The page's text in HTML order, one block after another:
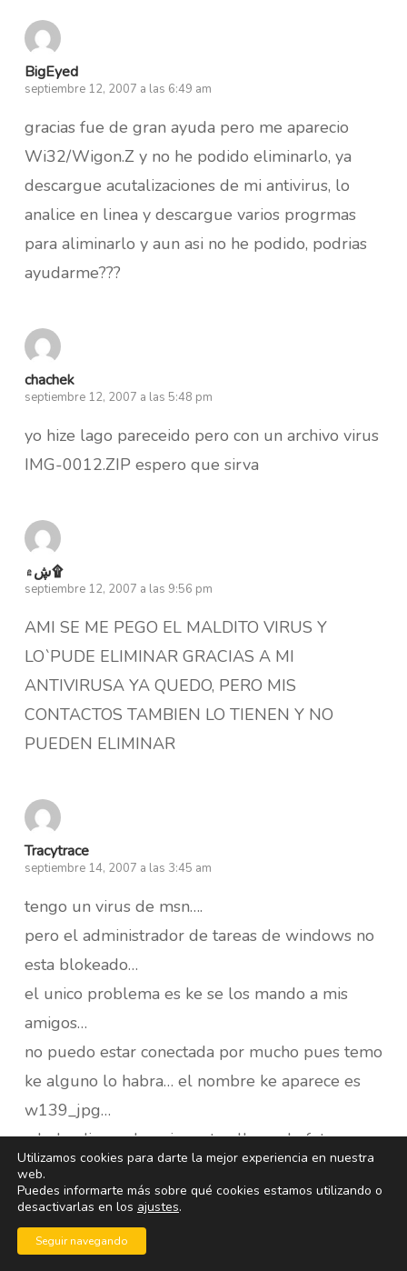
BigEyed
septiembre 12, 2007 a las 6:49 am
gracias fue de gran ayuda pero me aparecio
Wi32/Wigon.Z y no he podido eliminarlo, ya
descargue acutalizaciones de mi antivirus, lo
analice en linea y descargue varios progrmas
para aliminarlo y aun asi no he podido, podrias
ayudarme???
chachek
septiembre 12, 2007 a las 5:48 pm
yo hize lago pareceido pero con un archivo virus
IMG-0012.ZIP espero que sirva
ڜ۾۩
septiembre 12, 2007 a las 9:56 pm
AMI SE ME PEGO EL MALDITO VIRUS Y
LO`PUDE ELIMINAR GRACIAS A MI
ANTIVIRUSA YA QUEDO, PERO MIS
CONTACTOS TAMBIEN LO TIENEN Y NO
PUEDEN ELIMINAR
Tracytrace
septiembre 14, 2007 a las 3:45 am
tengo un virus de msn….
pero el administrador de tareas de windows no
esta blokeado…
el unico problema es ke se los mando a mis
amigos…
no puedo estar conectada por mucho pues temo
ke alguno lo habra… el nombre ke aparece es
w139_jpg…
y lo ke dice es ke mire este album de fotos…
manda una karita :P y tambien dice ke mi
hermana (la cual no tengo) kiere ke lo vea…
es una carpeta comprimida (Zip)
Utilizamos cookies para darte la mejor experiencia en nuestra
web.
Puedes informarte más sobre qué cookies estamos utilizando o
desactivarlas en los ajustes.
Seguir navegando